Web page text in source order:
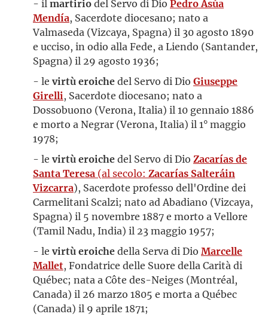
- il martiriodel Servo di Dio Pedro Asúa
Mendía, Sacerdote diocesano; nato a
Valmaseda (Vizcaya, Spagna) il 30 agosto 1890
e ucciso, in odio alla Fede, a Liendo (Santander,
Spagna) il 29 agosto 1936;
- le virtù eroichedel Servo di Dio Giuseppe
Girelli, Sacerdote diocesano; nato a
Dossobuono (Verona, Italia) il 10 gennaio 1886
e morto a Negrar (Verona, Italia) il 1° maggio
1978;
- le virtù eroichedel Servo di Dio Zacarías de
Santa Teresa (al secolo: Zacarías Salteráin
Vizcarra), Sacerdote professo dell'Ordine dei
Carmelitani Scalzi; nato ad Abadiano (Vizcaya,
Spagna) il 5 novembre 1887 e morto a Vellore
(Tamil Nadu, India) il 23 maggio 1957;
- le virtù eroichedella Serva di Dio Marcelle
Mallet, Fondatrice delle Suore della Carità di
Québec; nata a Côte des-Neiges (Montréal,
Canada) il 26 marzo 1805 e morta a Québec
(Canada) il 9 aprile 1871;